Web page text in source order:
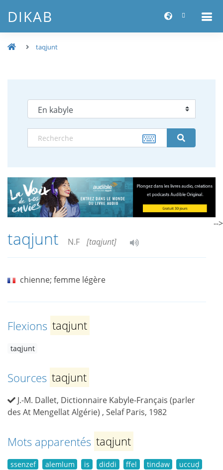
DIKAB
taqjunt
taqjunt N.F [taqjunt]
chienne; femme légère
Flexions taqjunt
taqjunt
Sources taqjunt
J.-M. Dallet, Dictionnaire Kabyle-Français (parler
des At Mengellat Algérie) , Selaf Paris, 1982
Mots apparentés taqjunt
ssenzef alemlum is diddi ffel tindaw
uccuḍ
-->